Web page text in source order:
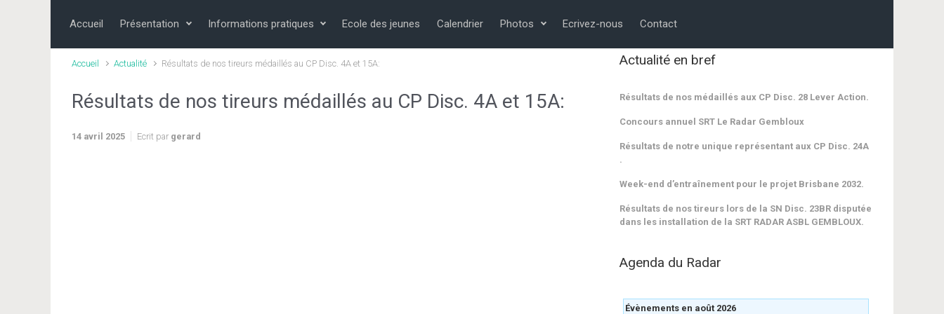
Accueil Présentation Informations pratiques Ecole des jeunes Calendrier Photos Ecrivez-nous Contact
Accueil Actualité Résultats de nos tireurs médaillés au CP Disc. 4A et 15A:
Résultats de nos tireurs médaillés au CP Disc. 4A et 15A:
14 avril 2025 Ecrit par gerard
Actualité en bref
Résultats de nos médaillés aux CP Disc. 28 Lever Action.
Concours annuel SRT Le Radar Gembloux
Résultats de notre unique représentant aux CP Disc. 24A
.
Week-end d’entraînement pour le projet Brisbane 2032.
Résultats de nos tireurs lors de la SN Disc. 23BR disputée
dans les installation de la SRT RADAR ASBL GEMBLOUX.
Agenda du Radar
Évènements en août 2026